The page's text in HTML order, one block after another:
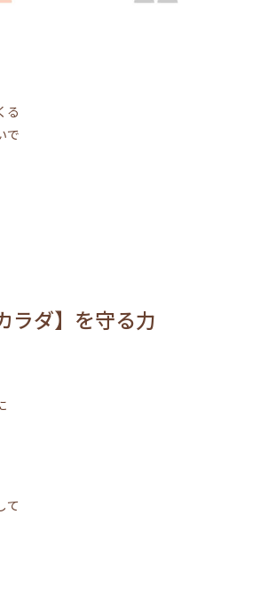
る
で
ラダ】を守る力
て